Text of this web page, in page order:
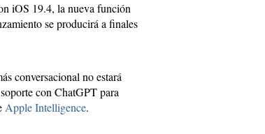
iOS 19.4, la nueva función
se producirá a finales
conversacional no estará
con ChatGPT para
Apple Intelligence.